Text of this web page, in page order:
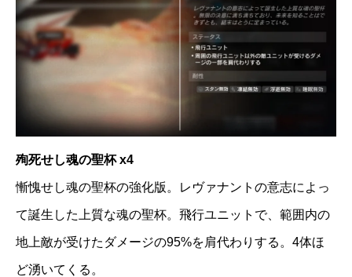
殉死せし魂の聖杯 x4
慚愧せし魂の聖杯の強化版。レヴァナントの意志によっ
て誕生した上質な魂の聖杯。飛行ユニットで、範囲内の
地上敵が受けたダメージの95%を肩代わりする。4体ほ
ど湧いてくる。